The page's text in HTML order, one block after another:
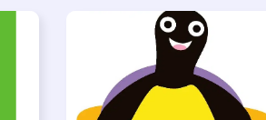
PARLONS ALBUMS